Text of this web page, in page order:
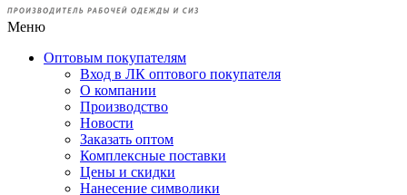
Меню
Оптовым покупателям
Вход в ЛК оптового покупателя
О компании
Производство
Новости
Заказать оптом
Комплексные поставки
Цены и скидки
Нанесение символики